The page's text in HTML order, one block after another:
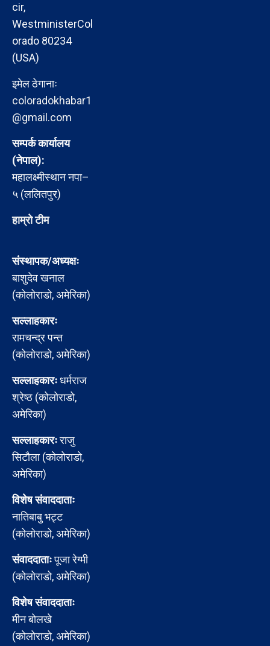
cir,
WestministerCol
orado 80234
(USA)
इमेल ठेगानाः
coloradokhabar1
@gmail.com
सम्पर्क कार्यालय
(नेपाल):
महालक्ष्मीस्थान नपा–
५ (ललितपुर)
हाम्रो टीम
संस्थापक/अध्यक्षः
बाशुदेव खनाल
(कोलोराडो, अमेरिका)
सल्लाहकारः
रामचन्द्र पन्त
(कोलोराडो, अमेरिका)
सल्लाहकारःधर्मराज
श्रेष्ठ (कोलोराडो,
अमेरिका)
सल्लाहकारःराजु
सिटौला (कोलोराडो,
अमेरिका)
विशेष संवाददाताः
नातिबाबु भट्ट
(कोलोराडो, अमेरिका)
संवाददाताःपूजा रेग्मी
(कोलोराडो, अमेरिका)
विशेष संवाददाताः
मीन बोलखे
(कोलोराडो, अमेरिका)